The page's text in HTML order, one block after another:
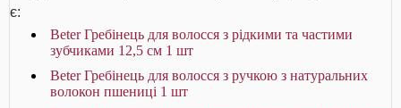
є:
Beter Гребінець для волосся з рідкими та частими
зубчиками 12,5 см 1 шт
Beter Гребінець для волосся з ручкою з натуральних
волокон пшениці 1 шт